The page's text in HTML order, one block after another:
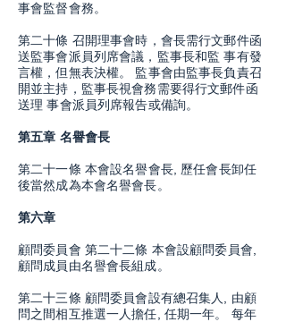
事會監督會務。
第二十條 召開理事會時，會長需行文郵件函
送監事會派員列席會議，監事長和監 事有發
言權，但無表決權。 監事會由監事長負責召
開並主持，監事長視會務需要得行文郵件函
送理 事會派員列席報告或備詢。
第五章 名譽會長
第二十一條 本會設名譽會長, 歷任會長卸任
後當然成為本會名譽會長。
第六章
顧問委員會 第二十二條 本會設顧問委員會,
顧問成員由名譽會長組成。
第二十三條 顧問委員會設有總召集人, 由顧
問之間相互推選一人擔任, 任期一年。 每年